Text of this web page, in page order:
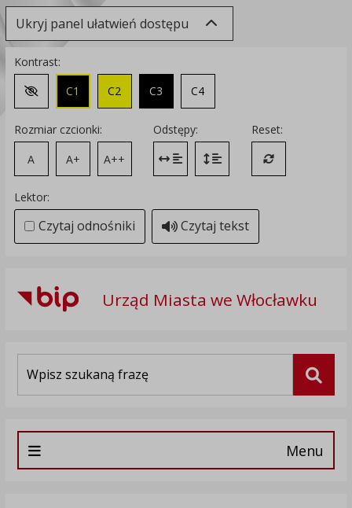
Ukryj panel ułatwień dostępu
Kontrast:
Zmień kontrast na domyślny
C1 C2 C3 C4
Rozmiar czcionki:
A
A+ A++
Odstępy:
Zmień odstęp między literami
Zmień interlinię i margines
Reset:
Przywróć
Lektor:
Czytaj odnośniki Czytaj tekst
Urząd Miasta we Włocławku
Menu